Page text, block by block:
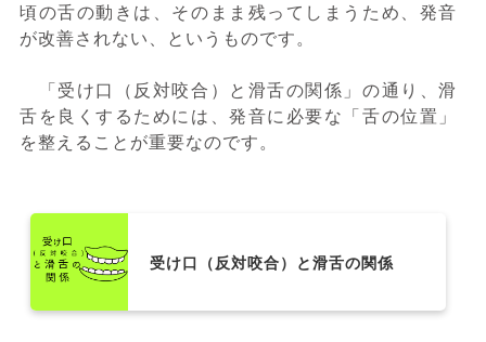
頃の舌の動きは、そのまま残ってしまうため、発音
が改善されない、というものです。
「受け口（反対咬合）と滑舌の関係」の通り、滑
舌を良くするためには、発音に必要な「舌の位置」
を整えることが重要なのです。
受け口（反対咬合）と滑舌の関係